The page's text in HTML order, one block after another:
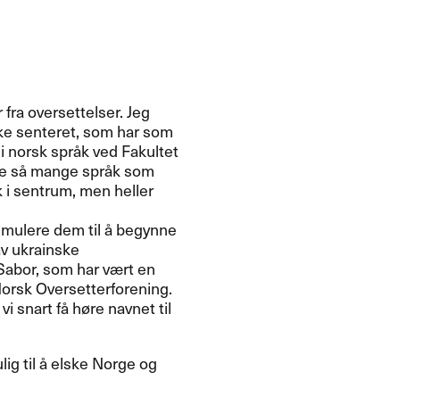
oversettelser. Jeg
senteret, som har som
norsk spr​å​k ved Fakultet
s​å mange spr​å​k som
sentrum, men heller
dem til ​å begynne
ukrainske
som har v​æ​rt en
Oversetterforening.
snart f​å h​ø​re navnet til
til ​å elske Norge og